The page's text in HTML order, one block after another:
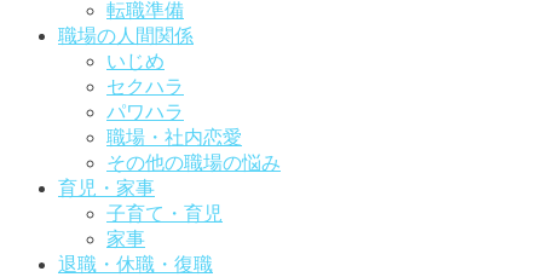
転職準備
職場の人間関係
いじめ
セクハラ
パワハラ
職場・社内恋愛
その他の職場の悩み
育児・家事
子育て・育児
家事
退職・休職・復職